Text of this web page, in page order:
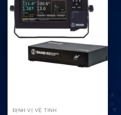
ĐỊNH VỊ VỆ TINH